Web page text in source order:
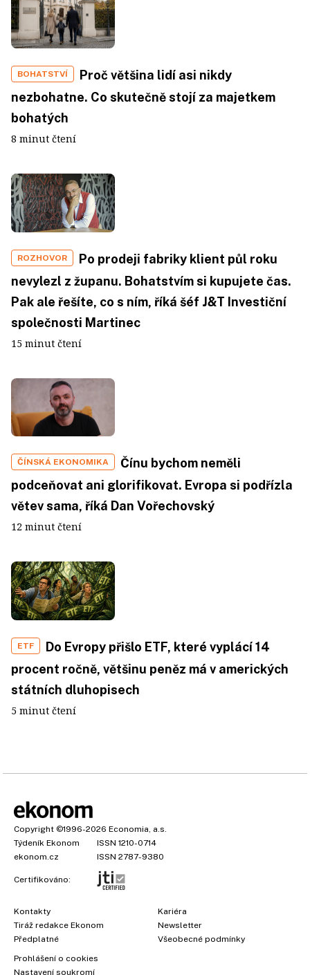
BOHATSTVÍ
Proč většina lidí asi nikdy
nezbohatne. Co skutečně stojí za majetkem
bohatých
8 minut čtení
ROZHOVOR
Po prodeji fabriky klient půl roku
nevylezl z županu. Bohatstvím si kupujete čas.
Pak ale řešíte, co s ním, říká šéf J&T Investiční
společnosti Martinec
15 minut čtení
ČÍNSKÁ EKONOMIKA
Čínu bychom neměli
podceňovat ani glorifikovat. Evropa si podřízla
větev sama, říká Dan Vořechovský
12 minut čtení
ETF
Do Evropy přišlo ETF, které vyplácí 14
procent ročně, většinu peněz má v amerických
státních dluhopisech
5 minut čtení
Copyright ©1996-2026 Economia, a.s.
Týdeník Ekonom
ISSN 1210-0714
ekonom.cz
ISSN 2787-9380
Certifikováno:
Kontakty
Tiráž redakce Ekonom
Předplatné
Kariéra
Newsletter
Všeobecné podmínky
Prohlášení o cookies
Nastavení soukromí